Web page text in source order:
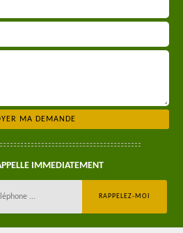
IMMEDIATEMENT